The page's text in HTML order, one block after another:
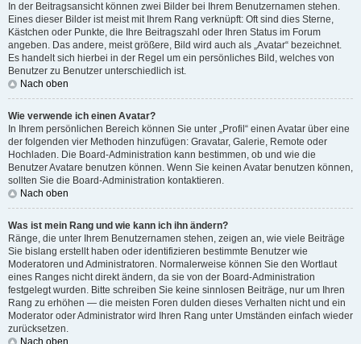
In der Beitragsansicht können zwei Bilder bei Ihrem Benutzernamen stehen.
Eines dieser Bilder ist meist mit Ihrem Rang verknüpft: Oft sind dies Sterne,
Kästchen oder Punkte, die Ihre Beitragszahl oder Ihren Status im Forum
angeben. Das andere, meist größere, Bild wird auch als „Avatar“ bezeichnet.
Es handelt sich hierbei in der Regel um ein persönliches Bild, welches von
Benutzer zu Benutzer unterschiedlich ist.
Nach oben
Wie verwende ich einen Avatar?
In Ihrem persönlichen Bereich können Sie unter „Profil“ einen Avatar über eine
der folgenden vier Methoden hinzufügen: Gravatar, Galerie, Remote oder
Hochladen. Die Board-Administration kann bestimmen, ob und wie die
Benutzer Avatare benutzen können. Wenn Sie keinen Avatar benutzen können,
sollten Sie die Board-Administration kontaktieren.
Nach oben
Was ist mein Rang und wie kann ich ihn ändern?
Ränge, die unter Ihrem Benutzernamen stehen, zeigen an, wie viele Beiträge
Sie bislang erstellt haben oder identifizieren bestimmte Benutzer wie
Moderatoren und Administratoren. Normalerweise können Sie den Wortlaut
eines Ranges nicht direkt ändern, da sie von der Board-Administration
festgelegt wurden. Bitte schreiben Sie keine sinnlosen Beiträge, nur um Ihren
Rang zu erhöhen — die meisten Foren dulden dieses Verhalten nicht und ein
Moderator oder Administrator wird Ihren Rang unter Umständen einfach wieder
zurücksetzen.
Nach oben